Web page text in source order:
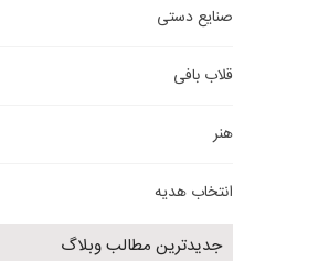
صنایع دستی
قلاب بافی
هنر
انتخاب هدیه
جدیدترین مطالب وبلاگ